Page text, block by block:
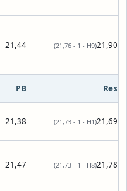
21,44 21,90
(21,76 - 1 - H9)
PB Res
21,38 21,69
(21,73 - 1 - H1)
21,47 21,78
(21,73 - 1 - H8)